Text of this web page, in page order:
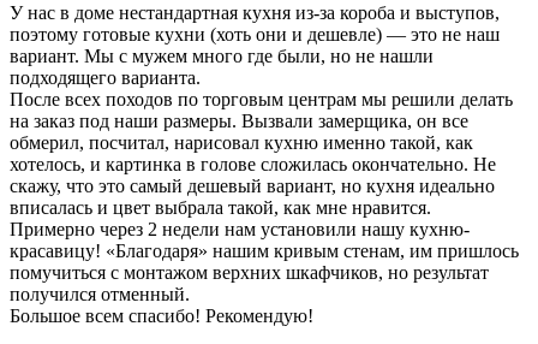
У нас в доме нестандартная кухня из-за короба и выступов,
поэтому готовые кухни (хоть они и дешевле) — это не наш
вариант. Мы с мужем много где были, но не нашли
подходящего варианта.
После всех походов по торговым центрам мы решили делать
на заказ под наши размеры. Вызвали замерщика, он все
обмерил, посчитал, нарисовал кухню именно такой, как
хотелось, и картинка в голове сложилась окончательно. Не
скажу, что это самый дешевый вариант, но кухня идеально
вписалась и цвет выбрала такой, как мне нравится.
Примерно через 2 недели нам установили нашу кухню-
красавицу! «Благодаря» нашим кривым стенам, им пришлось
помучиться с монтажом верхних шкафчиков, но результат
получился отменный.
Большое всем спасибо! Рекомендую!